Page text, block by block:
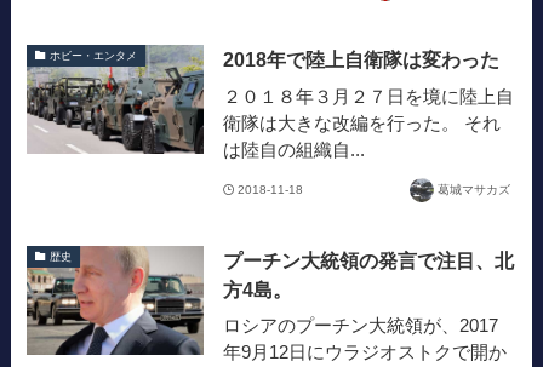
ホビー・エンタメ 2018年で陸上自衛隊は変わった
２０１８年３月２７日を境に陸上自
衛隊は大きな改編を行った。 それ
は陸自の組織自...
2018-11-18 葛城マサカズ
歴史
プーチン大統領の発言で注目、北
方4島。
ロシアのプーチン大統領が、2017
年9月12日にウラジオストクで開か